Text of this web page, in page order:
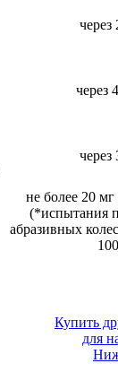
через
через
через
не более 20
(*испытания
абразивных
Купить
для